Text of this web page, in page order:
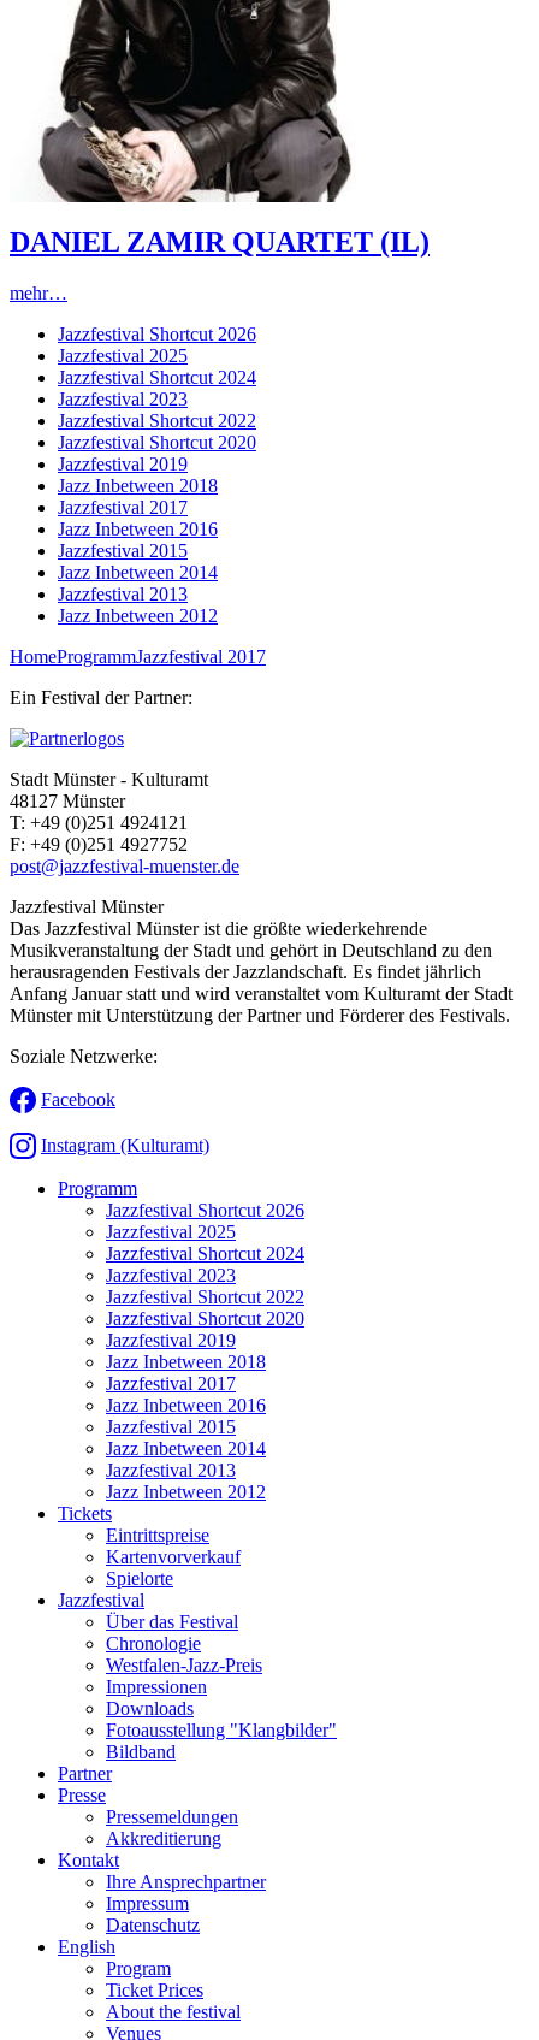
DANIEL ZAMIR QUARTET (IL)
mehr…
Jazzfestival Shortcut 2026
Jazzfestival 2025
Jazzfestival Shortcut 2024
Jazzfestival 2023
Jazzfestival Shortcut 2022
Jazzfestival Shortcut 2020
Jazzfestival 2019
Jazz Inbetween 2018
Jazzfestival 2017
Jazz Inbetween 2016
Jazzfestival 2015
Jazz Inbetween 2014
Jazzfestival 2013
Jazz Inbetween 2012
HomeProgrammJazzfestival 2017
Ein Festival der Partner:
Stadt Münster - Kulturamt
48127 Münster
T: +49 (0)251 4924121
F: +49 (0)251 4927752
post@jazzfestival-muenster.de
Jazzfestival Münster
Das Jazzfestival Münster ist die größte wiederkehrende
Musikveranstaltung der Stadt und gehört in Deutschland zu den
herausragenden Festivals der Jazzlandschaft. Es findet jährlich
Anfang Januar statt und wird veranstaltet vom Kulturamt der Stadt
Münster mit Unterstützung der Partner und Förderer des Festivals.
Soziale Netzwerke:
Facebook
Instagram (Kulturamt)
Programm
Jazzfestival Shortcut 2026
Jazzfestival 2025
Jazzfestival Shortcut 2024
Jazzfestival 2023
Jazzfestival Shortcut 2022
Jazzfestival Shortcut 2020
Jazzfestival 2019
Jazz Inbetween 2018
Jazzfestival 2017
Jazz Inbetween 2016
Jazzfestival 2015
Jazz Inbetween 2014
Jazzfestival 2013
Jazz Inbetween 2012
Tickets
Eintrittspreise
Kartenvorverkauf
Spielorte
Jazzfestival
Über das Festival
Chronologie
Westfalen-Jazz-Preis
Impressionen
Downloads
Fotoausstellung "Klangbilder"
Bildband
Partner
Presse
Pressemeldungen
Akkreditierung
Kontakt
Ihre Ansprechpartner
Impressum
Datenschutz
English
Program
Ticket Prices
About the festival
Venues